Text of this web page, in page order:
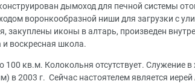
дымоход для печной системы
воронкообразной ниши для загрузки с
закуплены иконы в алтарь, произведен
воскресная школа.
кв.м. Колокольня отсутствует. Служение
в 2003 г. Сейчас настоятелем является